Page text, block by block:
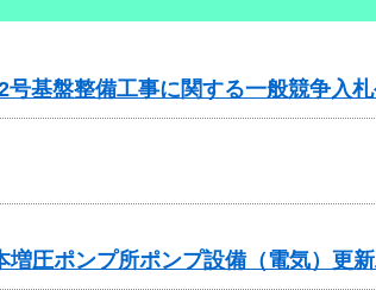
基盤整備工事に関する一般競争入
圧ポンプ所ポンプ設備（電気）更